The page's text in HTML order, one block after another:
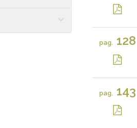
pag.128
pag.143